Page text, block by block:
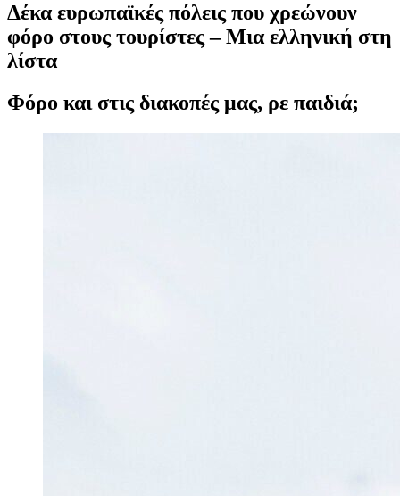
Δέκα ευρωπαϊκές πόλεις που χρεώνουν
φόρο στους τουρίστες – Μια ελληνική στη
λίστα
Φόρο και στις διακοπές μας, ρε παιδιά;